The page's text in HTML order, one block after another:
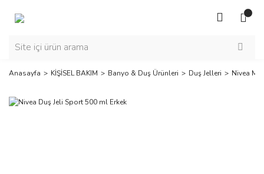
Anasayfa KİŞİSEL BAKIM Banyo & Duş Ürünleri Duş Jelleri Nivea